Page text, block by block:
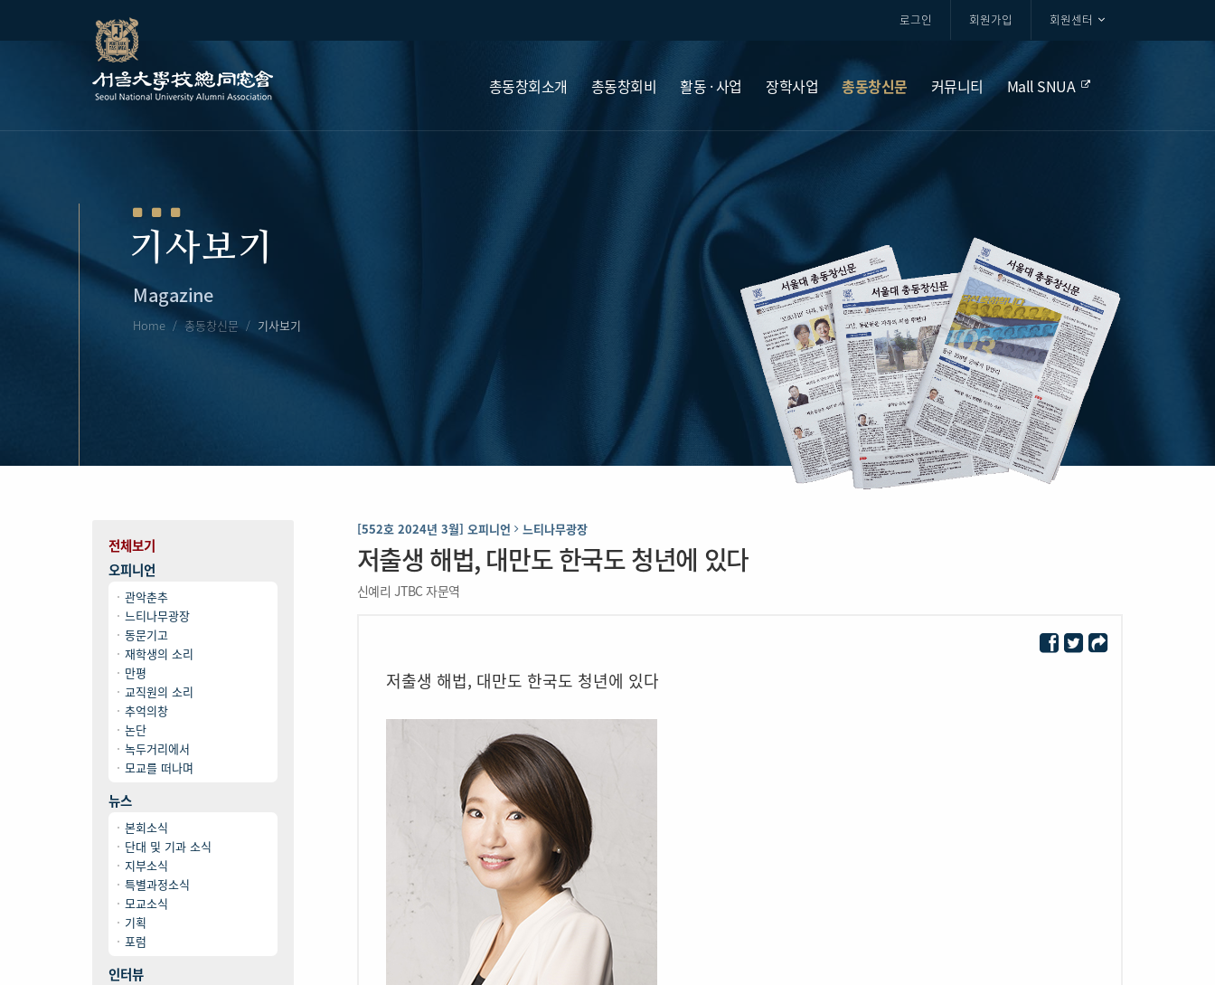
로그인 회원가입 회원센터
총동창회소개 총동창회비 활동 · 사업 장학사업 총동창신문 커뮤니티 Mall SNUA
기사보기
Magazine
Home 총동창신문 기사보기
전체보기
오피니언
관악춘추
느티나무광장
동문기고
재학생의 소리
만평
교직원의 소리
추억의창
논단
녹두거리에서
모교를 떠나며
뉴스
본회소식
단대 및 기과 소식
지부소식
특별과정소식
모교소식
기획
포럼
인터뷰
[552호 2024년 3월] 오피니언 느티나무광장
저출생 해법, 대만도 한국도 청년에 있다
신예리 JTBC 자문역
저출생 해법, 대만도 한국도 청년에 있다